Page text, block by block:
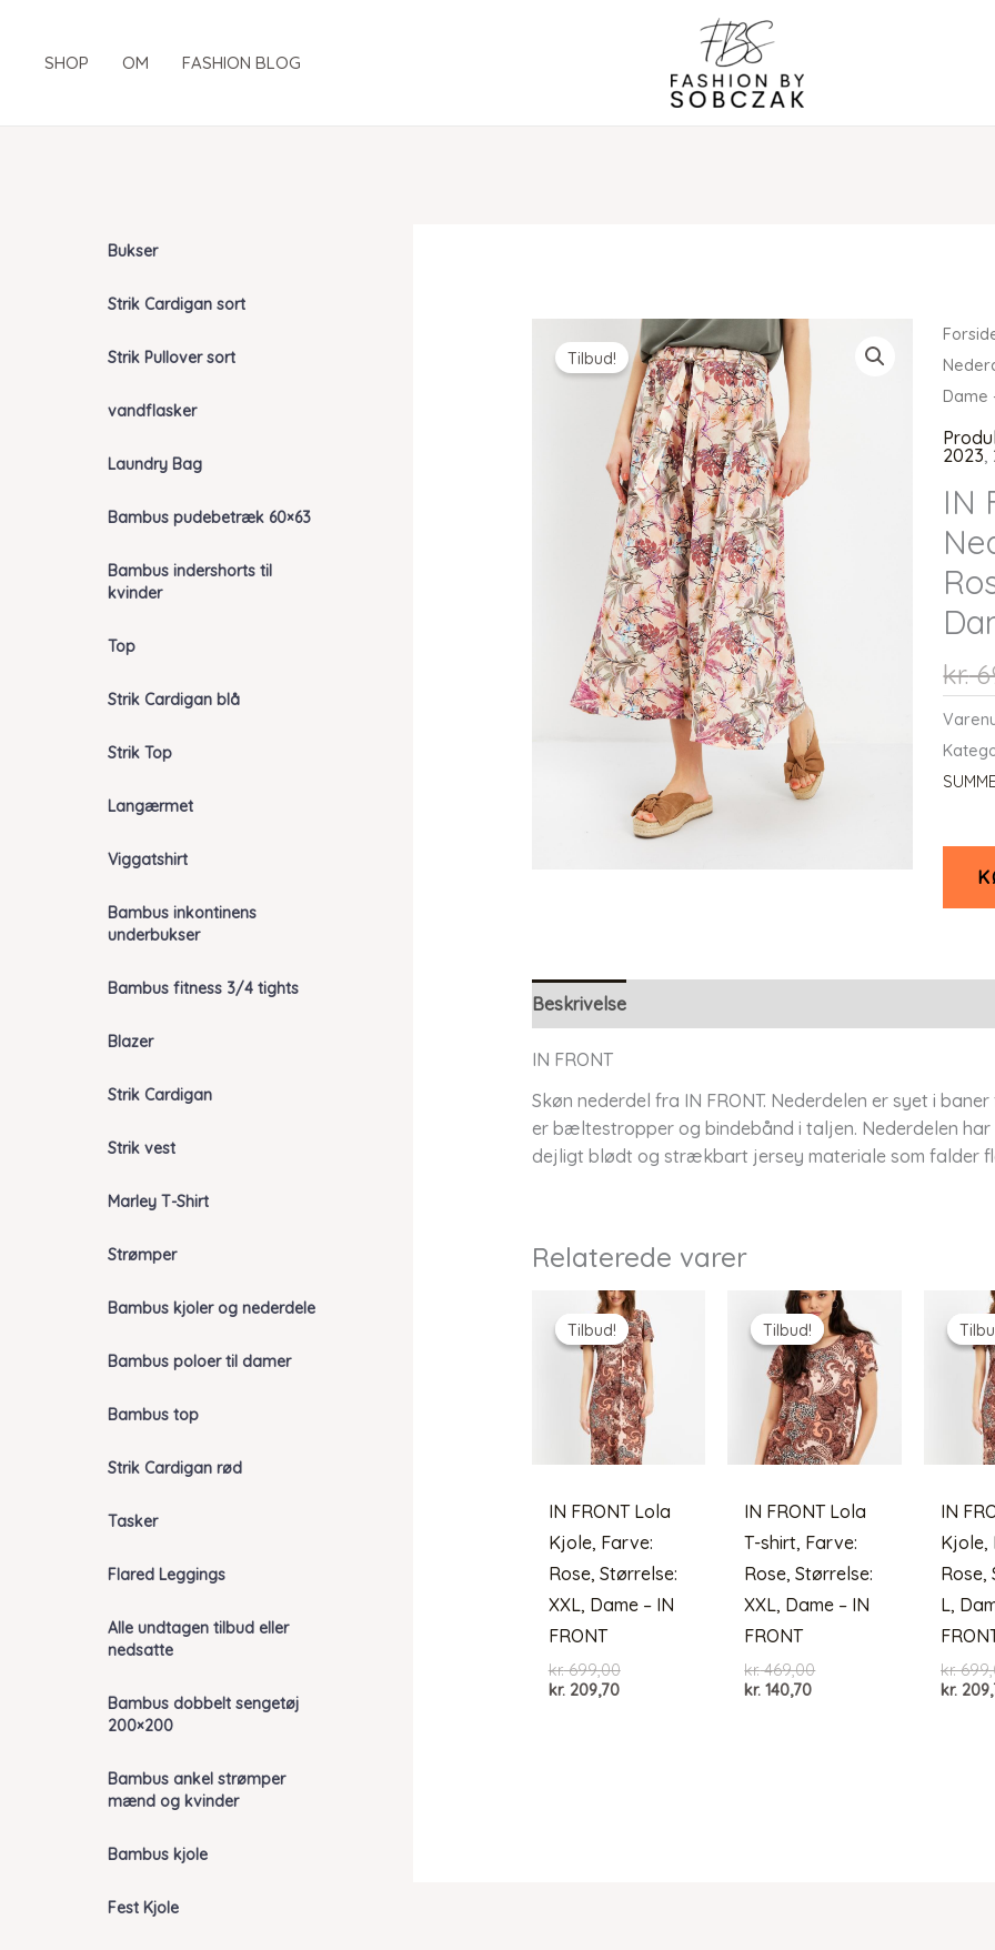
SHOP OM FASHION BLOG
Bukser
Strik Cardigan sort
Strik Pullover sort
vandflasker
Laundry Bag
Bambus pudebetræk 60×63
Bambus indershorts til
kvinder
Top
Strik Cardigan blå
Strik Top
Langærmet
Viggatshirt
Bambus inkontinens
underbukser
Bambus fitness 3/4 tights
Blazer
Strik Cardigan
Strik vest
Marley T-Shirt
Strømper
Bambus kjoler og nederdele
Bambus poloer til damer
Bambus top
Strik Cardigan rød
Tasker
Flared Leggings
Alle undtagen tilbud eller
nedsatte
Bambus dobbelt sengetøj
200×200
Bambus ankel strømper
mænd og kvinder
Bambus kjole
Fest Kjole
Tilbud!
Dame
2023,
IN
kr.
Beskrivelse
IN FRONT
Skøn nederdel fra IN FRONT. Nederdelen er syet i
er bæltestropper og bindebånd i taljen. Nederdelen
dejligt blødt og strækbart jersey materiale som falder
Relaterede varer
Tilbud!
Tilbud!
IN FRONT Lola
Kjole, Farve:
Rose, Størrelse:
XXL, Dame – IN
FRONT
kr.699,00Den
oprindelige
kr.209,70Den
Tilbud!
Tilbud!
IN FRONT Lola
T-shirt, Farve:
Rose, Størrelse:
XXL, Dame – IN
FRONT
kr.469,00Den
kr. 140,70Den
IN
Kjole,
Rose,
L,
kr.
kr.